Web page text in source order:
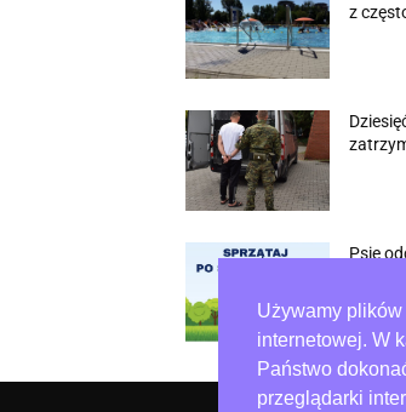
Używamy
internetowej. W
Państwo
przeglądarki
z
Psie